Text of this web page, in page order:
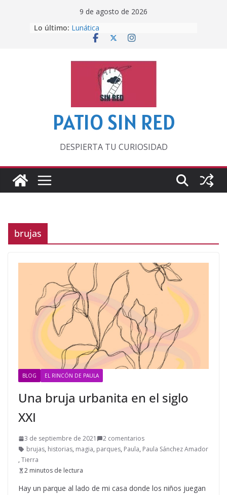
9 de agosto de 2026
Lo último: Lunática
Pero, hasta entonces…
‘La broma infinita’ de recomendar
lecturas veraniegas
Otra del Mundial
PATIO SIN RED
DESPIERTA TU CURIOSIDAD
brujas
BLOG EL RINCÓN DE PAULA
Una bruja urbanita en el siglo
XXI
3 de septiembre de 2021
2 comentarios
brujas, historias, magia, parques, Paula, Paula Sánchez Amador
, Tierra
2 minutos de lectura
Hay un parque al lado de mi casa donde los niños juegan